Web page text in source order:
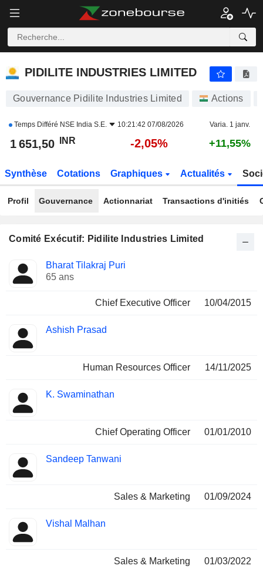
PIDILITE INDUSTRIES LIMITED
Gouvernance Pidilite Industries Limited Actions
Temps Différé NSE India S.E. 10:21:42 07/08/2026 Varia. 1 janv.
1 651,50 INR -2,05% +11,55%
Synthèse Cotations Graphiques Actualités
Profil Gouvernance Actionnariat Transactions d'initiés
Comité Exécutif: Pidilite Industries Limited
Dirigeant
Fonctions
occupées
Bharat Tilakraj Puri
65 ans
Chief Executive Officer 10/04/2015
Ashish Prasad
Human Resources Officer 14/11/2025
K. Swaminathan
Chief Operating Officer 01/01/2010
Sandeep Tanwani
Sales & Marketing 01/09/2024
Vishal Malhan
Sales & Marketing 01/03/2022